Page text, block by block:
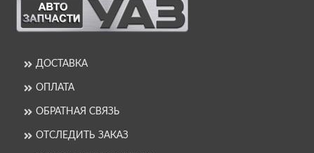
ДОСТАВКА
ОПЛАТА
ОБРАТНАЯ СВЯЗЬ
ОТСЛЕДИТЬ ЗАКАЗ